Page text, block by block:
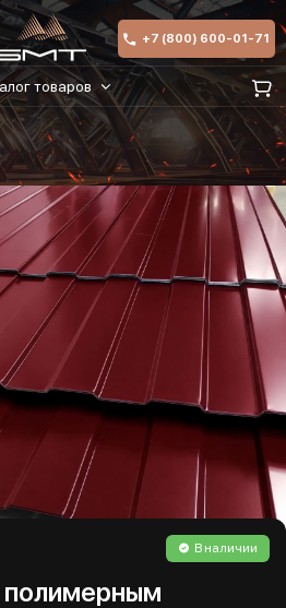
+7 (800) 600-01-71
товаров
В наличии